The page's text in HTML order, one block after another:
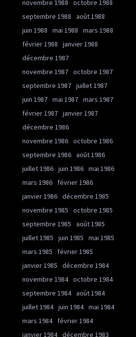
novembre 1988
octobre 1988
septembre 1988
août 1988
juin 1988
mai 1988
mars 1988
février 1988
janvier 1988
décembre 1987
novembre 1987 octobre 1987
septembre 1987 juillet 1987
juin 1987 mai 1987 mars 1987
février 1987 janvier 1987
décembre 1986
novembre 1986 octobre 1986
septembre 1986 août 1986
juillet 1986 juin 1986 mai 1986
mars 1986
février 1986
janvier 1986 décembre 1985
novembre 1985
octobre 1985
septembre 1985
août 1985
juillet 1985
juin 1985
mai 1985
mars 1985
février 1985
janvier 1985
décembre 1984
novembre 1984 octobre 1984
septembre 1984 août 1984
juillet 1984 juin 1984 mai 1984
mars 1984
février 1984
janvier 1984 décembre 1983